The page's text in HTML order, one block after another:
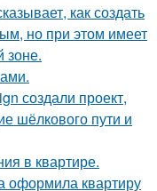
как создать
но при этом имеет
зоне.
создали проект,
шёлкового пути и
в квартире.
оформила квартиру